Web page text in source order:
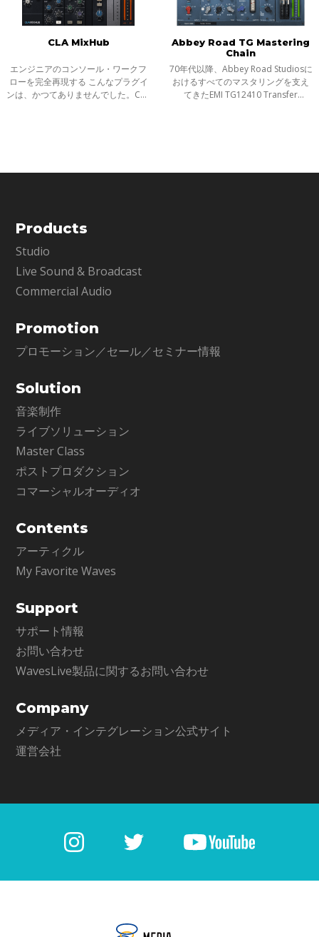
CLA MixHub
エンジニアのコンソール・ワークフ
ローを完全再現する こんなプラグイ
ンは、かつてありませんでした。CLA
Abbey Road TG Mastering
Chain
70年代以降、Abbey Road Studiosに
おけるすべてのマスタリングを支え
てきたEMI TG12410 Transfer
Products
Studio
Live Sound & Broadcast
Commercial Audio
Promotion
プロモーション／セール／セミナー情報
Solution
音楽制作
ライブソリューション
Master Class
ポストプロダクション
コマーシャルオーディオ
Contents
アーティクル
My Favorite Waves
Support
サポート情報
お問い合わせ
WavesLive製品に関するお問い合わせ
Company
メディア・インテグレーション公式サイト
運営会社